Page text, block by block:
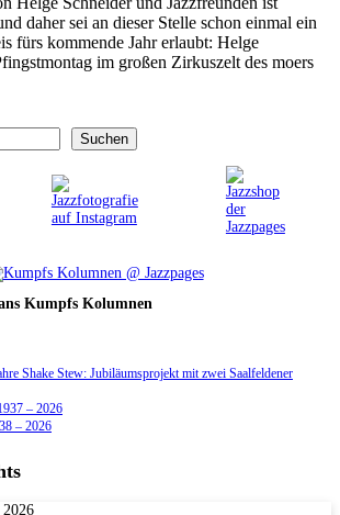
daher sei an dieser Stelle schon einmal ein
fürs kommende Jahr erlaubt: Helge
im großen Zirkuszelt des moers
Suchen
Kumpfs Kolumnen
Shake Stew: Jubiläumsprojekt mit zwei Saalfeldener
– 2026
– 2026